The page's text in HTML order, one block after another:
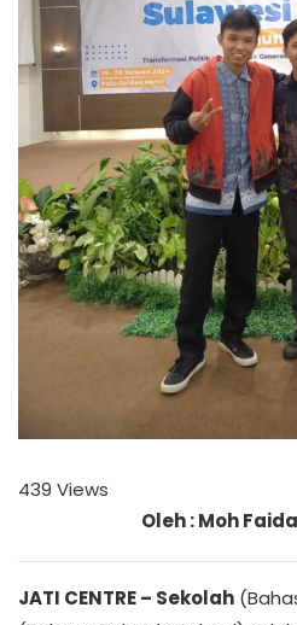
439 Views
Oleh : Moh
JATI CENTRE – Sekolah